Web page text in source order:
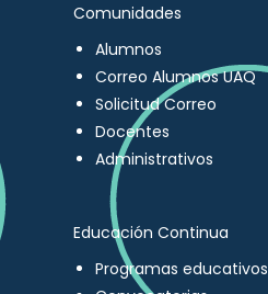
Comunidades
Alumnos
Correo Alumnos UAQ
Solicitud Correo
Docentes
Administrativos
Educación Continua
Programas educativos